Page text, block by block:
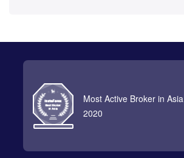
Most Active Broker in Asia
2020